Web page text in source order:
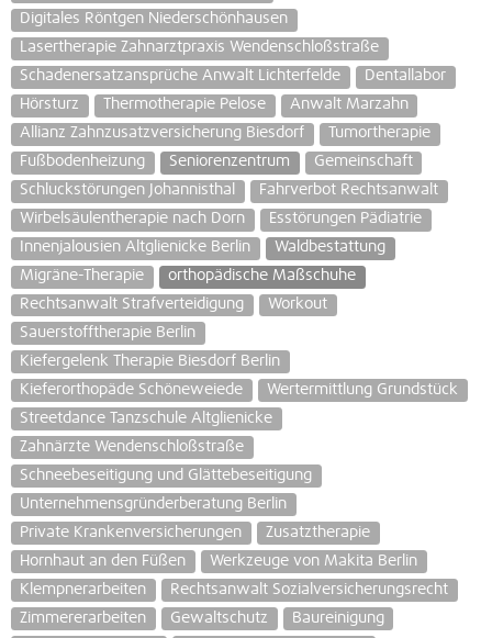
Digitales Röntgen Niederschönhausen
Lasertherapie Zahnarztpraxis Wendenschloßstraße
Schadenersatzansprüche Anwalt Lichterfelde
Dentallabor
Hörsturz
Thermotherapie Pelose
Anwalt Marzahn
Allianz Zahnzusatzversicherung Biesdorf
Tumortherapie
Fußbodenheizung
Seniorenzentrum
Gemeinschaft
Schluckstörungen Johannisthal
Fahrverbot Rechtsanwalt
Wirbelsäulentherapie nach Dorn
Esstörungen Pädiatrie
Innenjalousien Altglienicke Berlin
Waldbestattung
Migräne-Therapie
orthopädische Maßschuhe
Rechtsanwalt Strafverteidigung
Workout
Sauerstofftherapie Berlin
Kiefergelenk Therapie Biesdorf Berlin
Kieferorthopäde Schöneweiede
Wertermittlung Grundstück
Streetdance Tanzschule Altglienicke
Zahnärzte Wendenschloßstraße
Schneebeseitigung und Glättebeseitigung
Unternehmensgründerberatung Berlin
Private Krankenversicherungen
Zusatztherapie
Hornhaut an den Füßen
Werkzeuge von Makita Berlin
Klempnerarbeiten
Rechtsanwalt Sozialversicherungsrecht
Zimmererarbeiten
Gewaltschutz
Baureinigung